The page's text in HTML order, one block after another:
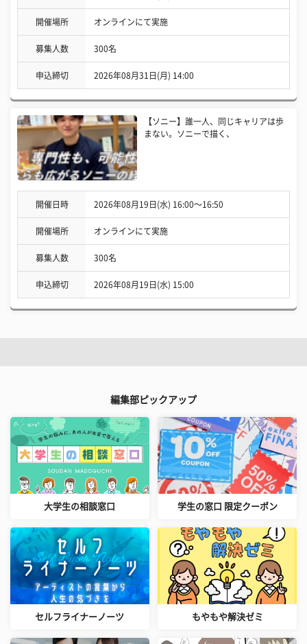
開催場所 オンラインにて実施
募集人数 300名
申込締切 2026年08月31日(月) 14:00
【ソニー】誰一人、同じキャリアは歩
まない。ソニーで描く、
開催日時 2026年08月19日(水) 16:00〜16:50
開催場所 オンラインにて実施
募集人数 300名
申込締切 2026年08月19日(水) 15:00
編集部ピックアップ
大学生の相談窓口 学生の窓口 限定クーポン
セルフライナーノーツ もやもや解決ゼミ